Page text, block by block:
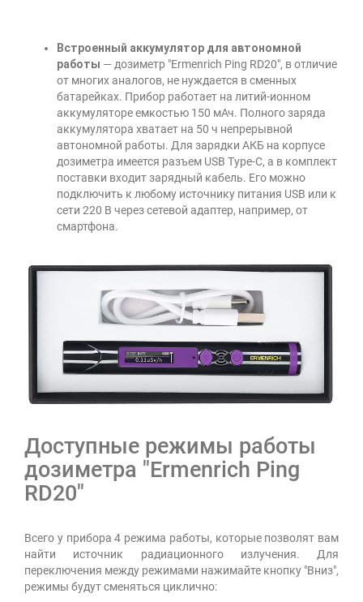
Встроенный аккумулятор для автономной
работы — дозиметр "Ermenrich Ping RD20", в отличие
от многих аналогов, не нуждается в сменных
батарейках. Прибор работает на литий-ионном
аккумуляторе емкостью 150 мАч. Полного заряда
аккумулятора хватает на 50 ч непрерывной
автономной работы. Для зарядки АКБ на корпусе
дозиметра имеется разъем USB Type-C, а в комплект
поставки входит зарядный кабель. Его можно
подключить к любому источнику питания USB или к
сети 220 В через сетевой адаптер, например, от
смартфона.
Доступные режимы работы
дозиметра "Ermenrich Ping
RD20"
Всего у прибора 4 режима работы, которые позволят вам
найти источник радиационного излучения. Для
переключения между режимами нажимайте кнопку "Вниз",
режимы будут сменяться циклично: